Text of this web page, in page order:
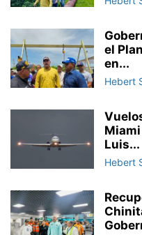
el
en...
Hebert
Luis...
Hebert